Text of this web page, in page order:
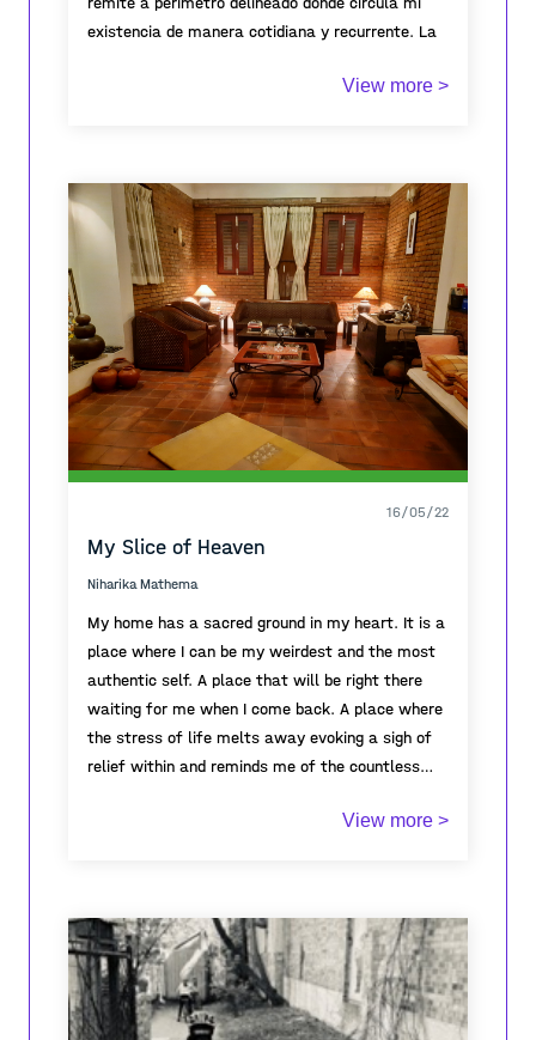
existencia de manera cotidiana y recurrente. La
View more >
16/05/22
My Slice of Heaven
Niharika Mathema
My home has a sacred ground in my heart. It is a
place where I can be my weirdest and the most
authentic self. A place that will be right there
waiting for me when I come back. A place where
the stress of life melts away evoking a sigh of
relief within and reminds me of the countless
through. Home means that no matter how
morning, the inviting aroma of tea brewing in the
distinctive sound of the gravel as dad rolls down
the car into the driveway, the wonderful sight of
my grandparents talking their morning stroll, the
ever-growing collection of books to be read on
There’s no place on earth I’d rather be!
View more >